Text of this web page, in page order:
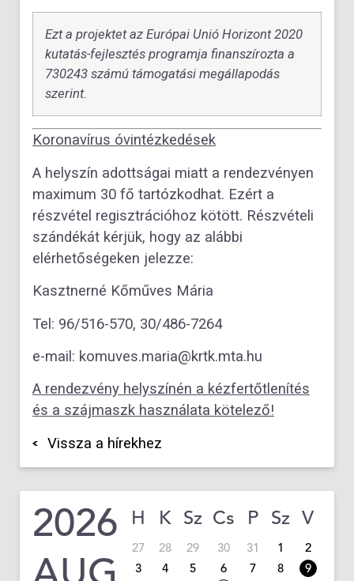
Ezt a projektet az Európai Unió Horizont 2020
kutatás-fejlesztés programja finanszírozta a
730243 számú támogatási megállapodás
szerint.
Koronavírus óvintézkedések
A helyszín adottságai miatt a rendezvényen
maximum 30 fő tartózkodhat. Ezért a
részvétel regisztrációhoz kötött. Részvételi
szándékát kérjük, hogy az alábbi
elérhetőségeken jelezze:
Kasztnerné Kőműves Mária
Tel: 96/516-570, 30/486-7264
e-mail: komuves.maria@krtk.mta.hu
A rendezvény helyszínén a kézfertőtlenítés
és a szájmaszk használata kötelező!
Vissza a hírekhez
2026
H K Sz Cs P Sz V
27 28 29 30 31 1
2
3
4 5 6 7 8
9